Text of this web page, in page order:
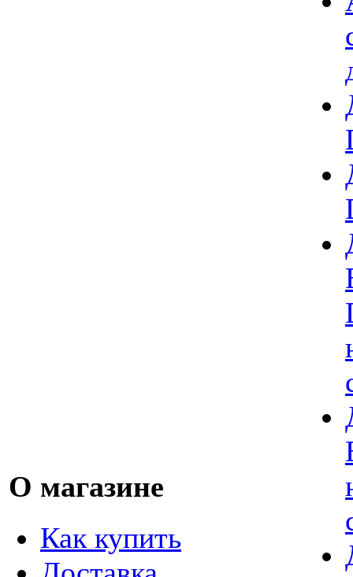
О магазине
Как купить